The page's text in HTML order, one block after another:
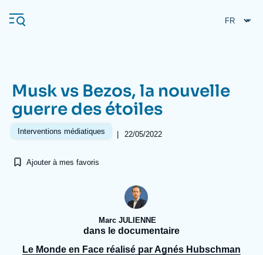
au
contenu
Navigation
principale
L'Ifri
Analyses
Recherches fréquentes
Proche-Orient
Musk vs Bezos, la nouvelle
guerre des étoiles
Interventions médiatiques | 22/05/2022
Ajouter à mes favoris
Marc JULIENNE
dans le documentaire
Le Monde en Face réalisé par Agnés Hubschman